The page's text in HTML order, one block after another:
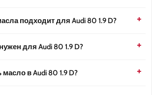
подходит для Audi 80 1.9 D?
для Audi 80 1.9 D?
в Audi 80 1.9 D?